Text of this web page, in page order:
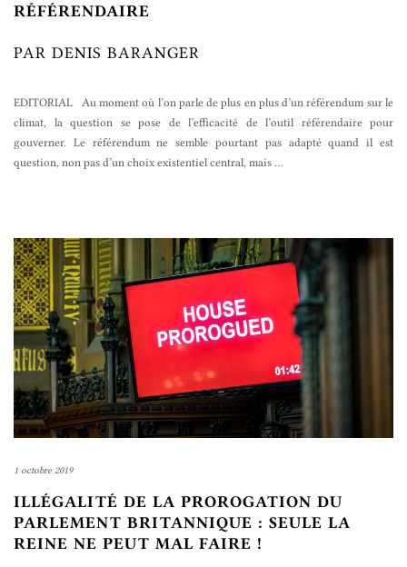
RÉFÉRENDAIRE
PAR DENIS BARANGER
EDITORIAL Au moment où l’on parle de plus en plus d’un référendum sur le
climat, la question se pose de l’efficacité de l’outil référendaire pour
gouverner. Le référendum ne semble pourtant pas adapté quand il est
question, non pas d’un choix existentiel central, mais …
1 octobre 2019
ILLÉGALITÉ DE LA PROROGATION DU
PARLEMENT BRITANNIQUE : SEULE LA
REINE NE PEUT MAL FAIRE !